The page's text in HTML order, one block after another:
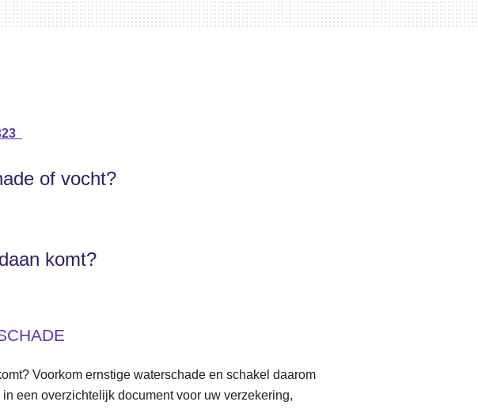
of vocht?
komt?
Voorkom ernstige waterschade en schakel daarom
een overzichtelijk document voor uw verzekering,